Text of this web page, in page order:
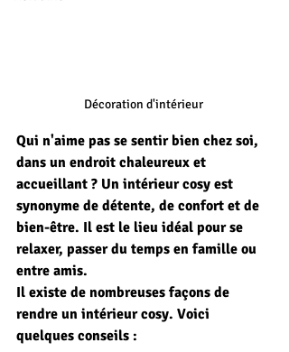
Décoration d'intérieur
Qui n'aime pas se sentir bien chez soi,
dans un endroit chaleureux et
accueillant ? Un intérieur cosy est
synonyme de détente, de confort et de
bien-être. Il est le lieu idéal pour se
relaxer, passer du temps en famille ou
entre amis.
Il existe de nombreuses façons de
rendre un intérieur cosy. Voici
quelques conseils :